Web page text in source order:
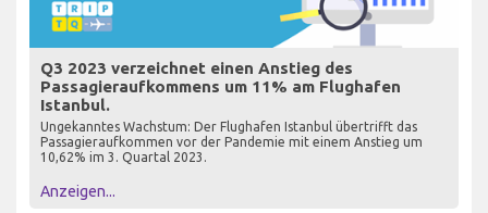
Q3 2023 verzeichnet einen Anstieg des
Passagieraufkommens um 11% am Flughafen
Istanbul.
Ungekanntes Wachstum: Der Flughafen Istanbul übertrifft das
Passagieraufkommen vor der Pandemie mit einem Anstieg um
10,62% im 3. Quartal 2023.
Anzeigen...